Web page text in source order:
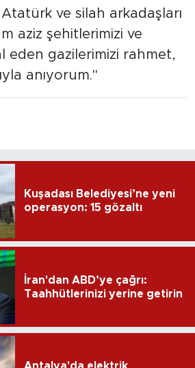
ve silah arkadaşları
aziz şehitlerimizi ve
eden gazilerimizi rahmet,
anıyorum."
Kuşadası Belediyesi’ne yeni
operasyon: 15 gözaltı
İran'dan ABD’ye çağrı:
Taahhütlerinizi yerine getirin